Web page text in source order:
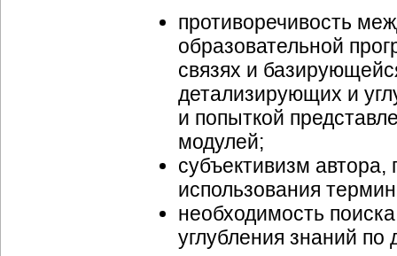
противоречивость
образовательной
связях и
детализирующих и
и попыткой
модулей;
субъективизм автора,
использования
необходимость
углубления знаний по